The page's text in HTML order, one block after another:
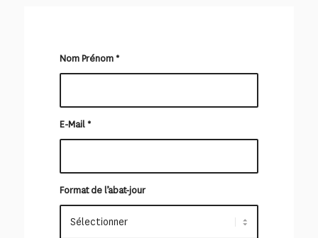
Nom Prénom*
E-Mail*
Format de l’abat-jour